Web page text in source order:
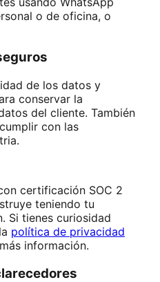
o de oficina, o
de los datos y
conservar la
del cliente. También
con las
certificación SOC 2
teniendo tu
Si tienes curiosidad
política de privacidad
información.